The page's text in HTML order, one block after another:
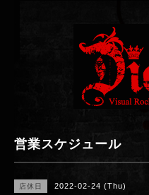
営業スケジュール
店休日 2022-02-24 (Thu)